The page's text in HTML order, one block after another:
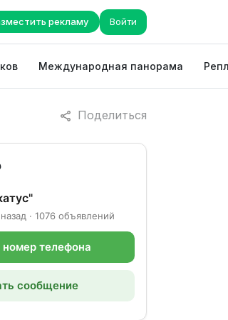
рекламу Войти
Международная панорама
Поделиться
· 1076 объявлений
номер телефона
сообщение